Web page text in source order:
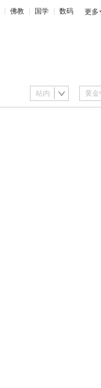
佛教 国学 数码 更多
站内